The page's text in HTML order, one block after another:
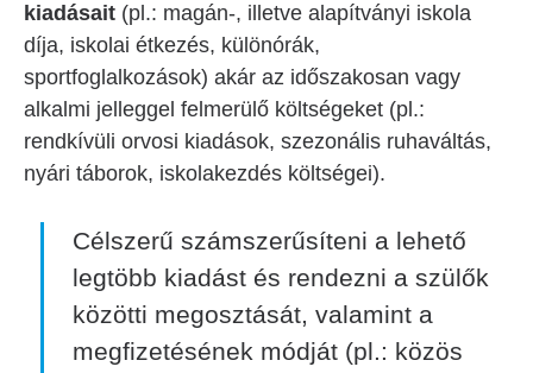
kiadásait (pl.: magán-, illetve alapítványi iskola
díja, iskolai étkezés, különórák,
sportfoglalkozások) akár az időszakosan vagy
alkalmi jelleggel felmerülő költségeket (pl.:
rendkívüli orvosi kiadások, szezonális ruhaváltás,
nyári táborok, iskolakezdés költségei).
Célszerű számszerűsíteni a lehető
legtöbb kiadást és rendezni a szülők
közötti megosztását, valamint a
megfizetésének módját (pl.: közös